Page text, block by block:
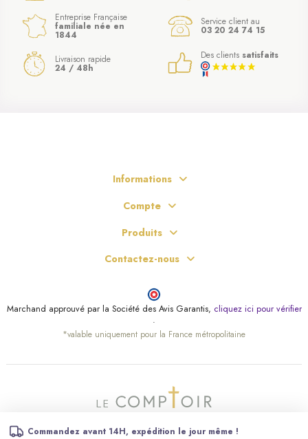
Commandez avant 14H, expédition le jour même !
Entreprise Française
familiale née en
1844
Service client au
03 20 24 74 15
Livraison rapide
24 / 48h
Des clients satisfaits
Informations
Compte
Produits
Contactez-nous
Marchand approuvé par la Société des Avis Garantis, cliquez ici pour vérifier
.
*valable uniquement pour la France métropolitaine